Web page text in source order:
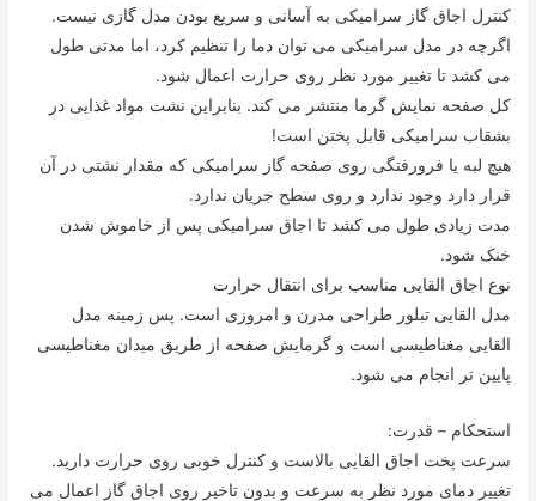
کنترل اجاق گاز سرامیکی به آسانی و سریع بودن مدل گازی نیست.
اگرچه در مدل سرامیکی می توان دما را تنظیم کرد، اما مدتی طول
می کشد تا تغییر مورد نظر روی حرارت اعمال شود.
کل صفحه نمایش گرما منتشر می کند. بنابراین نشت مواد غذایی در
بشقاب سرامیکی قابل پختن است!
هیچ لبه یا فرورفتگی روی صفحه گاز سرامیکی که مقدار نشتی در آن
قرار دارد وجود ندارد و روی سطح جریان ندارد.
مدت زیادی طول می کشد تا اجاق سرامیکی پس از خاموش شدن
خنک شود.
نوع اجاق القایی مناسب برای انتقال حرارت
مدل القایی تبلور طراحی مدرن و امروزی است. پس زمینه مدل
القایی مغناطیسی است و گرمایش صفحه از طریق میدان مغناطیسی
پایین تر انجام می شود.
استحکام – قدرت:
سرعت پخت اجاق القایی بالاست و کنترل خوبی روی حرارت دارید.
تغییر دمای مورد نظر به سرعت و بدون تاخیر روی اجاق گاز اعمال می